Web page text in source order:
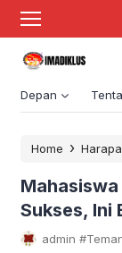
Depan
Home ›
Sukses, Ini
admin